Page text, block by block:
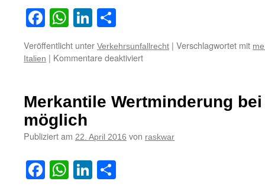
Facebook
WhatsApp
LinkedIn
Veröffentlicht unter Verkehrsunfallrecht | Verschlagwortet mit
Italien | Kommentare deaktiviertfür
merkantilen
italienischem
Merkantile Wertminderung
möglich
Publiziert am 22. April 2016 von raskwar
Facebook
WhatsApp
LinkedIn